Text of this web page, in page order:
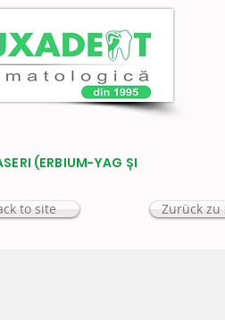
(ERBIUM-YAG ȘI
to site Zurück zu